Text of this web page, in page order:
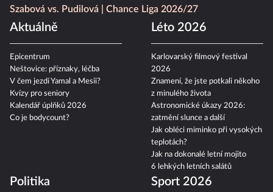
Szabová vs. Pudilová
Chance Liga 2026/27
Aktuálně
Epicentrum
Neštovice: příznaky, léčba
V čem jezdí Yamal a Mesii?
Kvízy pro seniory
Kalendář úplňků 2026
Co je bodycount?
Léto 2026
Karlovarský filmový festival
2026
Znamení, že jste potkali někoho
z minulého života
Astronomické úkazy 2026:
zatmění slunce a další
Jak obléci miminko při vysokých
teplotách?
Jak na dokonalé letní mojito
6 lehkých letních salátů
Politika Sport 2026